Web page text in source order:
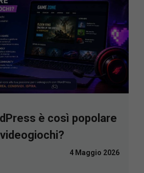
è così popolare
4 Maggio 2026